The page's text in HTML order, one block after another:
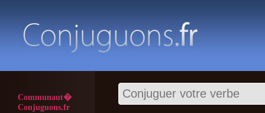
Communaut�
Conjuguons.fr